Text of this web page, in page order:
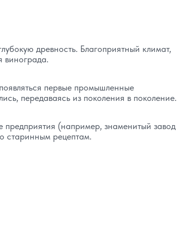
древность. Благоприятный климат,
винограда.
первые промышленные
передаваясь из поколения в поколение.
предприятия (например, знаменитый завод
старинным рецептам.